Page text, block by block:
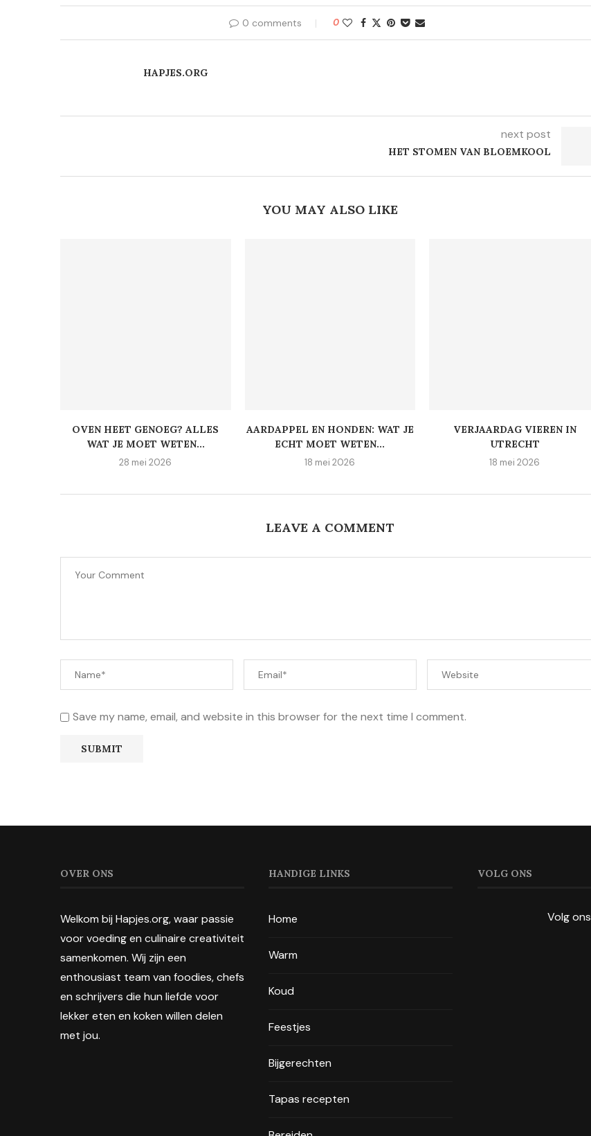
0 comments 0
HAPJES.ORG
next post
HET STOMEN VAN BLOEMKOOL
YOU MAY ALSO LIKE
OVEN HEET GENOEG? ALLES
WAT JE MOET WETEN...
28 mei 2026
AARDAPPEL EN HONDEN: WAT JE
ECHT MOET WETEN...
18 mei 2026
VERJAARDAG VIEREN IN
UTRECHT
18 mei 2026
LEAVE A COMMENT
Save my name, email, and website in this browser for the next time I comment.
OVER ONS
Welkom bij Hapjes.org, waar passie
voor voeding en culinaire creativiteit
samenkomen. Wij zijn een
enthousiast team van foodies, chefs
en schrijvers die hun liefde voor
lekker eten en koken willen delen
met jou.
HANDIGE LINKS
Home
Warm
Koud
Feestjes
Bijgerechten
Tapas recepten
VOLG ONS
Volg ons